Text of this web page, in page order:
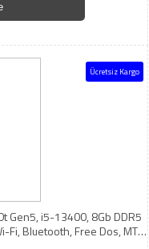
Ücretsiz Kargo
DDR5
Fi, Bluetooth, Free Dos, MT